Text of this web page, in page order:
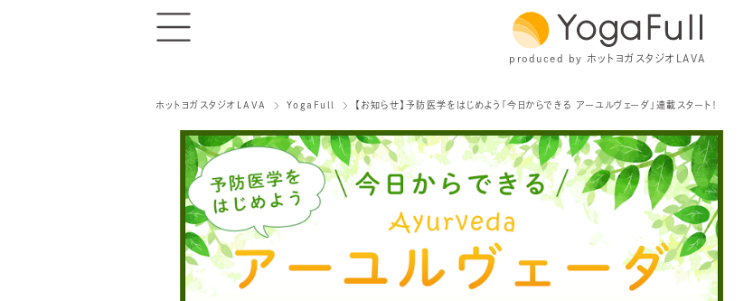
produced by ホットヨガスタジオLAVA
ホットヨガスタジオLAVA YogaFull 【お知らせ】予防医学をはじめよう「今日からできる アーユルヴェーダ」連載スタート！